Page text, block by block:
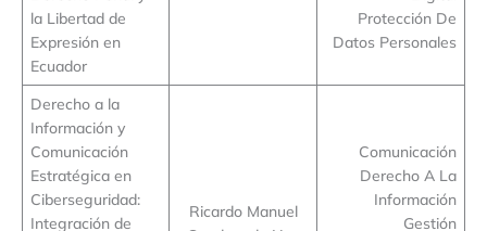
la Libertad de
Expresión en
Ecuador
Protección De
Datos Personales
Derecho a la
Información y
Comunicación
Estratégica en
Ciberseguridad:
Integración de
Ricardo Manuel
Comunicación
Derecho A La
Información
Gestión